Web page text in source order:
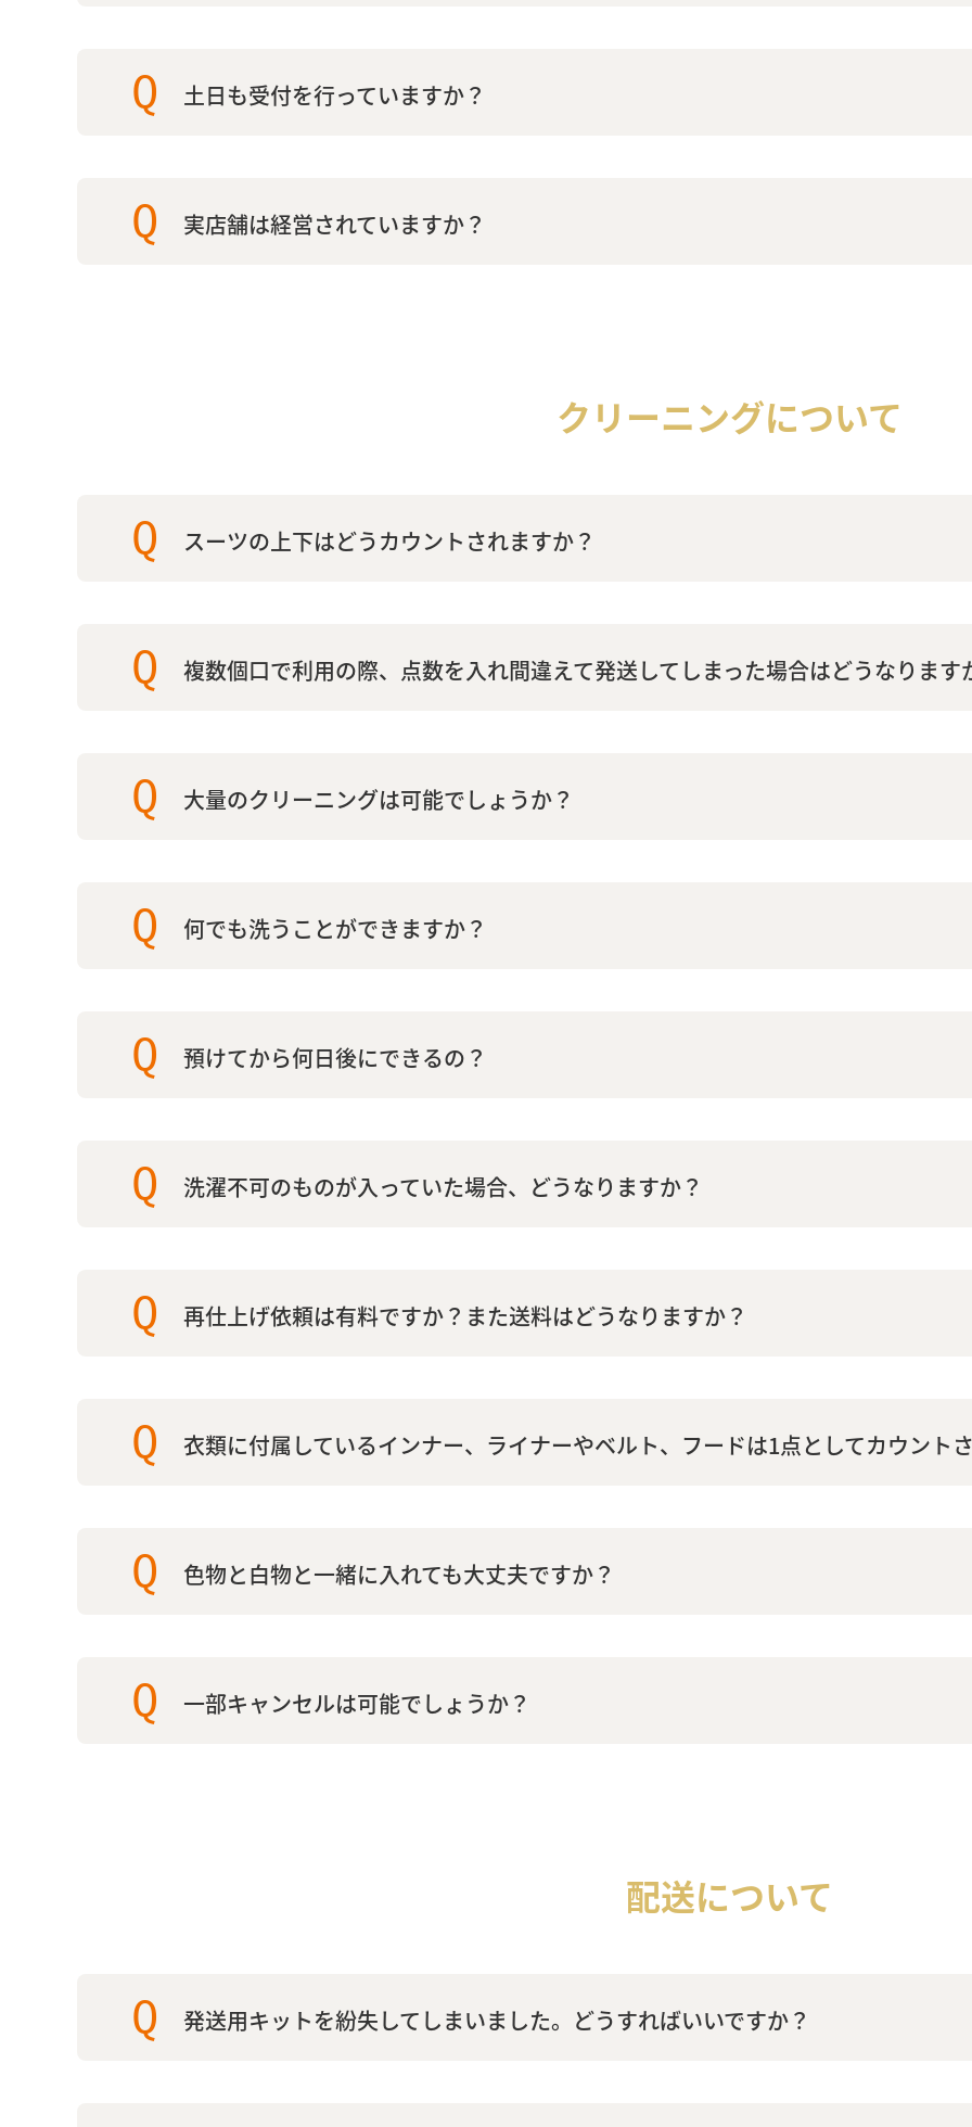
Q 土日も受付を行っていますか？
Q 実店舗は経営されていますか？
クリーニングについて
Q スーツの上下はどうカウントされますか？
Q 複数個口で利用の際、点数を入れ間違えて発送してしまった場合はどうなります
Q 大量のクリーニングは可能でしょうか？
Q 何でも洗うことができますか？
Q 預けてから何日後にできるの？
Q 洗濯不可のものが入っていた場合、どうなりますか？
Q 再仕上げ依頼は有料ですか？また送料はどうなりますか？
Q 衣類に付属しているインナー、ライナーやベルト、フードは1点としてカウント
Q 色物と白物と一緒に入れても大丈夫ですか？
Q 一部キャンセルは可能でしょうか？
配送について
Q 発送用キットを紛失してしまいました。どうすればいいですか？